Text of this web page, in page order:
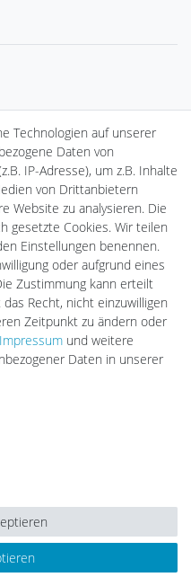
vorbehalten.
Technologien auf unserer
Daten von
IP-Adresse), um z.B. Inhalte
von Drittanbietern
Website zu analysieren. Die
gesetzte Cookies. Wir teilen
Einstellungen benennen.
oder aufgrund eines
Zustimmung kann erteilt
Recht, nicht einzuwilligen
Zeitpunkt zu ändern oder
Impressum und weitere
Daten in unserer